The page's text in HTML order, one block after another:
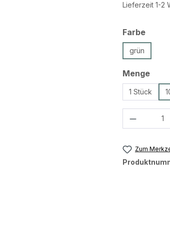
Lieferzeit 1-2
Farbe
grün
Menge
1 Stück
Zum